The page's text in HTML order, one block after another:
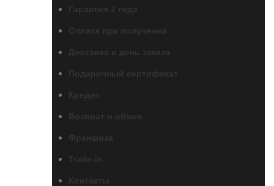
Гарантия 2 года
Оплата при получении
Доставка в день заказа
Подарочный сертификат
Кредит
Возврат и обмен
Контакты